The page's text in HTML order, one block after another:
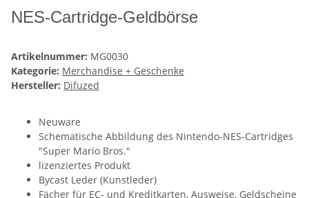
NES-Cartridge-Geldbörse
Artikelnummer: MG0030
Kategorie: Merchandise + Geschenke
Hersteller: Difuzed
Neuware
Schematische Abbildung des Nintendo-NES-Cartridges
"Super Mario Bros."
lizenziertes Produkt
Bycast Leder (Kunstleder)
Fächer für EC- und Kreditkarten, Ausweise, Geldscheine